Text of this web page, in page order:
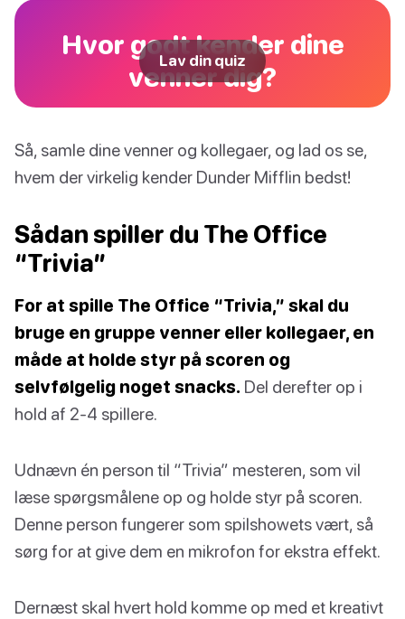
Hvor godt kender dine
venner dig?
Lav din quiz
Så, samle dine venner og kollegaer, og lad os se,
hvem der virkelig kender Dunder Mifflin bedst!
Sådan spiller du The Office
“Trivia”
For at spille The Office “Trivia,” skal du
bruge en gruppe venner eller kollegaer, en
måde at holde styr på scoren og
selvfølgelig noget snacks. Del derefter op i
hold af 2-4 spillere.
Udnævn én person til “Trivia” mesteren, som vil
læse spørgsmålene op og holde styr på scoren.
Denne person fungerer som spilshowets vært, så
sørg for at give dem en mikrofon for ekstra effekt.
Dernæst skal hvert hold komme op med et kreativt